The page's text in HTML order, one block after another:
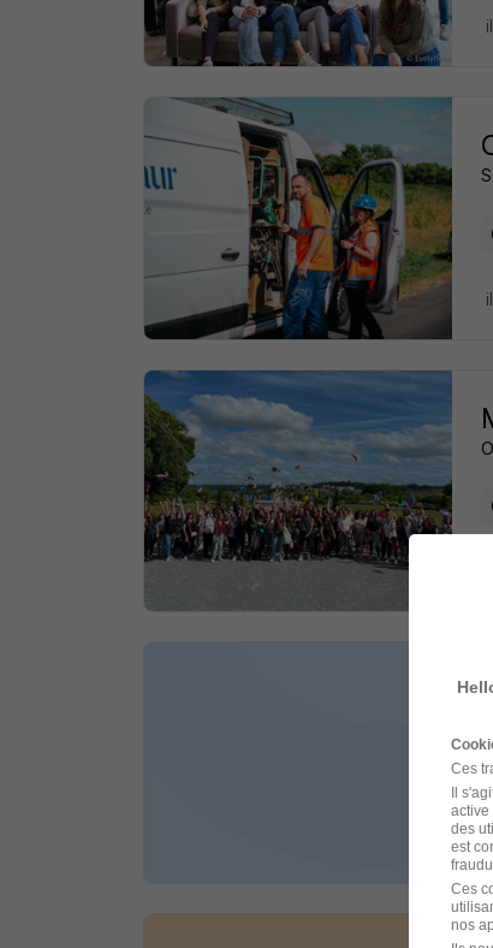
Ces
Il
active
des
est
Ces
nos